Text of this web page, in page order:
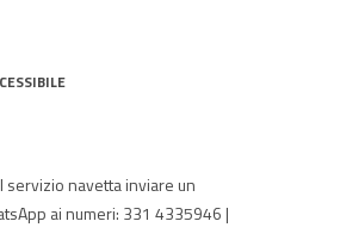
servizio navetta inviare un
ai numeri: 331 4335946 |